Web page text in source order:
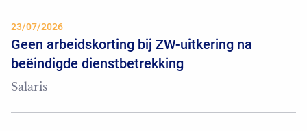
23/07/2026
Geen arbeidskorting bij ZW-uitkering na
beëindigde dienstbetrekking
Salaris